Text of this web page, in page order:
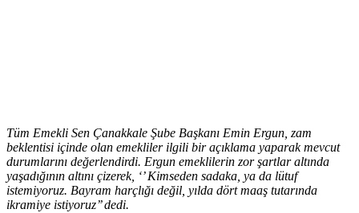
Tüm Emekli Sen Çanakkale Şube Başkanı Emin Ergun, zam
beklentisi içinde olan emekliler ilgili bir açıklama yaparak mevcut
durumlarını değerlendirdi. Ergun emeklilerin zor şartlar altında
yaşadığının altını çizerek, ‘’ Kimseden sadaka, ya da lütuf
istemiyoruz. Bayram harçlığı değil, yılda dört maaş tutarında
ikramiye istiyoruz’’ dedi.